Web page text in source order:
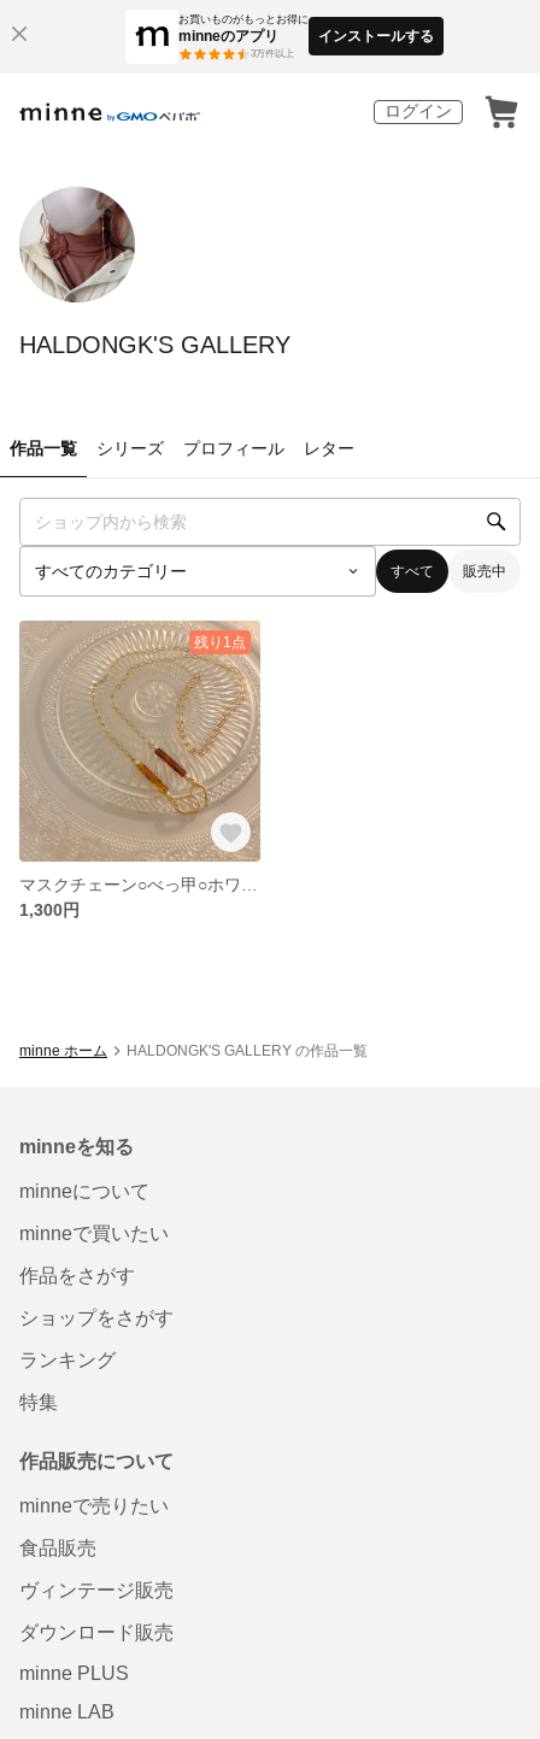
お買いものがもっとお得に
minneのアプリ
3万件以上
インストールする
ログイン
HALDONGK'S GALLERY
作品一覧 シリーズ プロフィール レター
すべて 販売中
残り1点
1,300円
minne ホーム HALDONGK'S GALLERY の作品一覧
minneを知る
minneについて
minneで買いたい
作品をさがす
ショップをさがす
ランキング
特集
作品販売について
minneで売りたい
食品販売
ヴィンテージ販売
ダウンロード販売
minne PLUS
minne LAB